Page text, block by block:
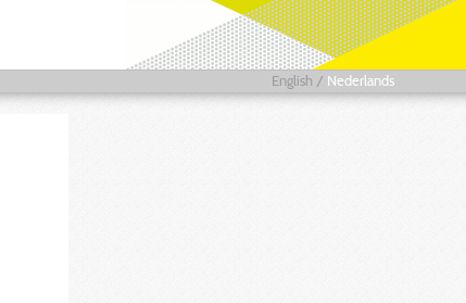
English / Nederlands